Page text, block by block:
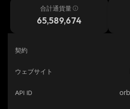
合計通貨量
65,589,674
契約
ウェブサイト
API ID